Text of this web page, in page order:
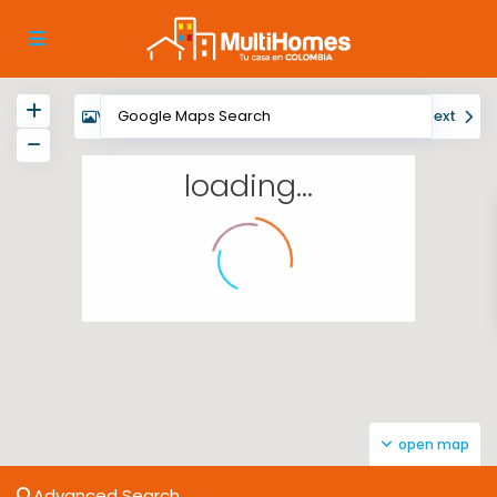
loading...
open map
View My Location Next